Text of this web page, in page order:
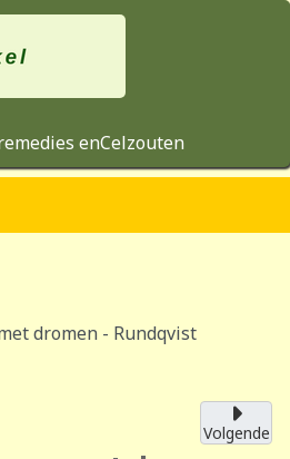
enCelzouten
dromen - Rundqvist
Volgende